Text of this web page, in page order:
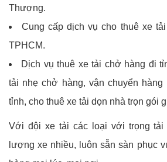
Thượng.
Cung cấp dịch vụ cho thuê xe
TPHCM.
Dịch vụ thuê xe tải chở hàng đi
tải nhẹ chở hàng, vận chuyển
tỉnh, cho thuê xe tải dọn nhà trọn gói
Với đội xe tải các loại với trọng
lượng xe nhiều, luôn sẵn sàn phục